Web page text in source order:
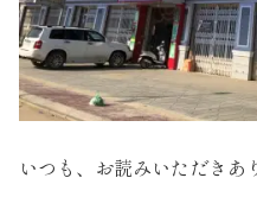
いつも、お読みいただきあ